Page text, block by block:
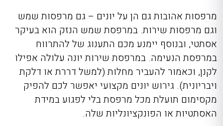
מרפסות אהובות גם הן על יונים – גם מרפסות שמש
וגם מרפסות שירות. במרפסת שמש הנזק הוא בעיקר
אסתטי, ובנוסף יימנע מכם התענוג של להתרווח
במרפסת הנעימה. במרפסת שירות יונה עלולה אפילו
לקנן, וכאמור להעביר מחלות (למשל דררת או דלקת
ויבריונית). גירוש יונים מקצועי יאפשר לכם להפיק
מקסימום תועלת מכל מרפסת בלי לפגוע במידת
האסתטיות או הפונקציונליות שלה.